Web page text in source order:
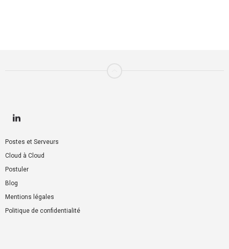
Postes et Serveurs
Cloud à Cloud
Postuler
Blog
Mentions légales
Politique de confidentialité